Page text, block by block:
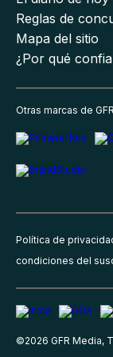
Reglas de
Mapa del sitio
¿Por qué
Otras marcas de
Política de
condiciones del
©2026 GFR Media,